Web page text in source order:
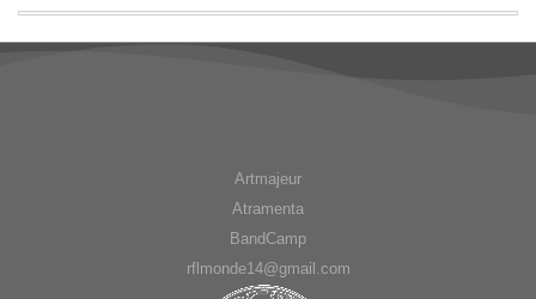
Artmajeur
Atramenta
BandCamp
rflmonde14@gmail.com